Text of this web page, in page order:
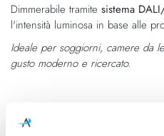
Dimmerabile tramite sistema
l'intensità luminosa in base alle
Ideale per soggiorni, camere da
gusto moderno e ricercato.
Caratteristiche